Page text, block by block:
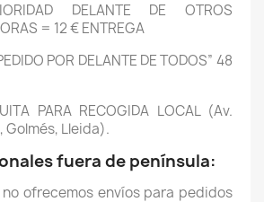
DELANTE DE OTROS
= 12 € ENTREGA
POR DELANTE DE TODOS” 48
PARA RECOGIDA LOCAL (Av.
Lleida).
fuera de península:
no ofrecemos envíos para pedidos